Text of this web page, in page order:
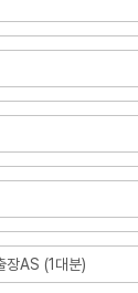
장AS (1대분)